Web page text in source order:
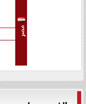
مصر